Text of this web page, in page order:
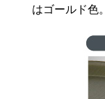
はゴールド色。